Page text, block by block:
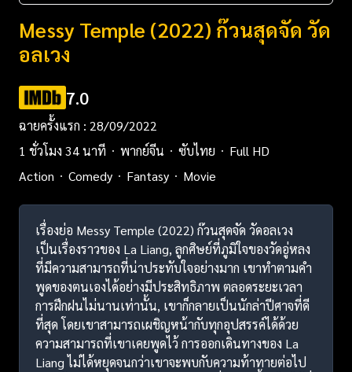
Messy Temple (2022) ก๊วนสุดจัด วัด
อลเวง
7.0
ฉายครั้งแรก : 28/09/2022
1 ชั่วโมง 34 นาที
พากย์จีน ซับไทย
Full HD
Action
Comedy Fantasy Movie
เรื่องย่อ Messy Temple (2022) ก๊วนสุดจัด วัดอลเวง
เป็นเรื่องราวของ La Liang, ลูกศิษย์ที่ภูมิใจของวัดอู่หลง
ที่มีความสามารถที่น่าประทับใจอย่างมาก เขาทำตามคำ
พูดของตนเองได้อย่างมีประสิทธิภาพ ตลอดระยะเวลา
การฝึกฝนไม่นานเท่านั้น, เขาก็กลายเป็นนักล่าปีศาจที่ดี
ที่สุด โดยเขาสามารถเผชิญหน้ากับทุกอุปสรรค์ได้ด้วย
ความสามารถที่เขาเคยพูดไว้ การออกเดินทางของ La
Liang ไม่ได้หยุดจนกว่าเขาจะพบกับความท้าทายต่อไป